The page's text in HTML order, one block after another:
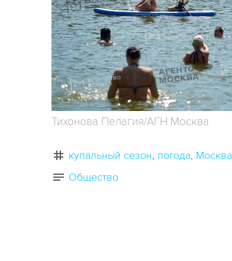
Тихонова Пелагия/АГН Москва
купальный сезон погода Москва
Общество